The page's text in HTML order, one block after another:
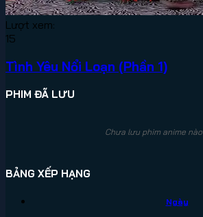
Lượt xem:
15
Tình Yêu Nổi Loạn (Phần 1)
PHIM ĐÃ LƯU
Chưa lưu phim anime nào
BẢNG XẾP HẠNG
Ngày